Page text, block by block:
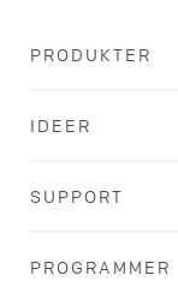
PRODUKTER
IDEER
SUPPORT
PROGRAMMER